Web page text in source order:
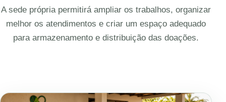
A sede própria permitirá ampliar os trabalhos, organizar
melhor os atendimentos e criar um espaço adequado
para armazenamento e distribuição das doações.